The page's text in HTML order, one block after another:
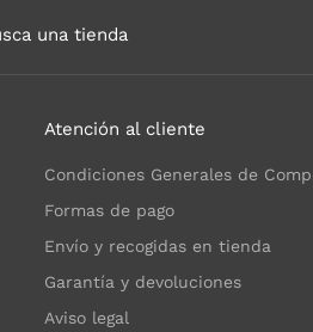
una tienda
Atención al cliente
Condiciones Generales de
Formas de pago
Envío y recogidas en tienda
Garantía y devoluciones
Aviso legal